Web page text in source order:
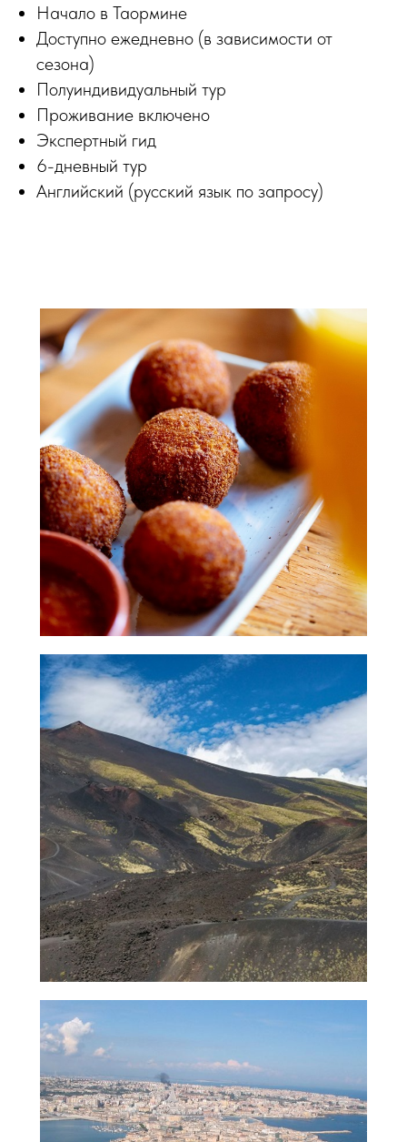
Начало в Таормине
Доступно ежедневно (в зависимости от
сезона)
Полуиндивидуальный тур
Проживание включено
Экспертный гид
6-дневный тур
Английский (русский язык по запросу)